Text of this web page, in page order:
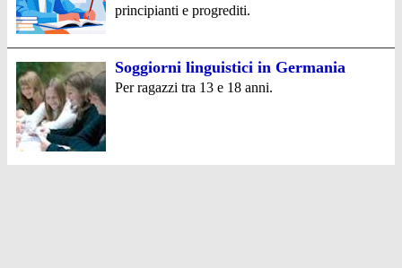
principianti e progrediti.
Soggiorni linguistici in Germania
Per ragazzi tra 13 e 18 anni.